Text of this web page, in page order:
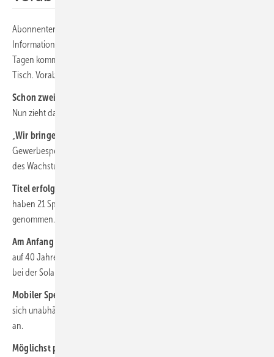
Abonnenten sind bei uns im Vorteil: Sie erhalten nutzwertige
Informationen für ihr Solargeschäft aus erster Hand. In wenigen
Tagen kommt das neue Themenheft „Neue Solarspeicher“ auf ihren
Tisch. Vorab die Themen im Überblick:
Schon zwei AKW im Keller:
Nun zieht das Geschäft auch bei kommerziellen System deutlich an.
Wir bringen den Max Lite“:
Gewerbespeicher von BYD vor und erläutert die Herausforderungen
des Wachstums.
Titel erfolgreich verteidigt:
haben 21 Speichersysteme von 14 Anbietern unter die Lupe
genommen.
Am Anfang war die Batterie:
auf 40 Jahre zurück: IBC Solar war Pionier bei Speicherbatterien und
bei der Solartechnik.
Mobiler Speicher im Haus:
sich unabhängig vom Stromnetz. Dafür legt er sich mit den Behörden
an.
Möglichst praxisnah schulen: